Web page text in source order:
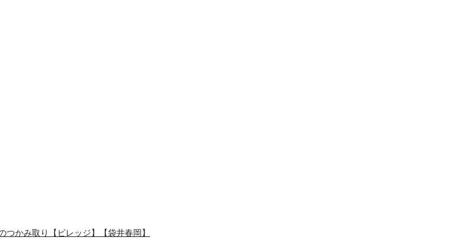
かみ取り【ビレッジ】【袋井春岡】